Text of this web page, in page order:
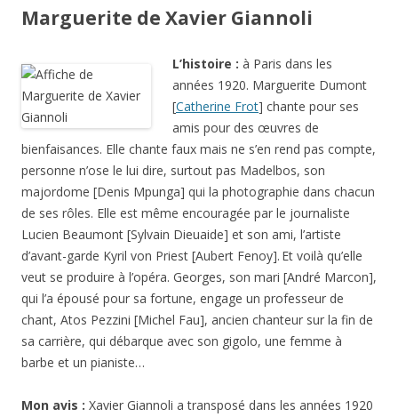
Marguerite de Xavier Giannoli
L’histoire : à Paris dans les
années 1920. Marguerite Dumont
[Catherine Frot] chante pour ses
amis pour des œuvres de
bienfaisances. Elle chante faux mais ne s’en rend pas compte,
personne n’ose le lui dire, surtout pas Madelbos, son
majordome [Denis Mpunga] qui la photographie dans chacun
de ses rôles. Elle est même encouragée par le journaliste
Lucien Beaumont [Sylvain Dieuaide] et son ami, l’artiste
d’avant-garde Kyril von Priest [Aubert Fenoy]. Et voilà qu’elle
veut se produire à l’opéra. Georges, son mari [André Marcon],
qui l’a épousé pour sa fortune, engage un professeur de
chant, Atos Pezzini [Michel Fau], ancien chanteur sur la fin de
sa carrière, qui débarque avec son gigolo, une femme à
barbe et un ­pianiste…
Mon avis : Xavier Giannoli a transposé dans les années 1920